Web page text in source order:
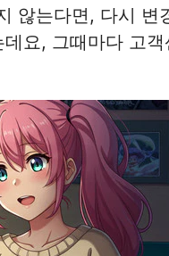
않는다면, 다시 변
요, 그때마다 고